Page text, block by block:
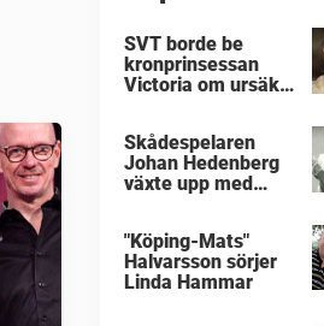
SVT borde be
kronprinsessan
Victoria om ursäkt
Skådespelaren
Johan Hedenberg
växte upp med
"Köping-Mats"
Halvarsson sörjer
Linda Hammar